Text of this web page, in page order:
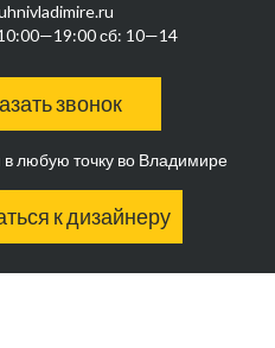
сб: 10—14
звонок
любую точку во Владимире
к дизайнеру